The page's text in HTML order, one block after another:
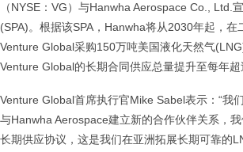
（NYSE：VG）与Hanwha Aerospace Co., Ltd.
(SPA)。根据该SPA，Hanwha将从2030年起，在
Venture Global采购150万吨美国液化天然气
Venture Global的长期合同供应总量提升至每年超
Venture Global首席执行官Mike Sabel表示：“我
与Hanwha Aerospace建立新的合作伙伴关系，
长期供应协议，这是我们在亚洲拓展长期可靠的